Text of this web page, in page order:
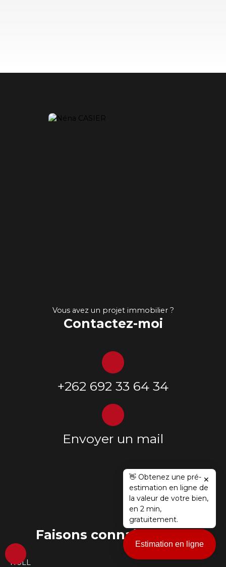
Vous avez un projet immobilier ?
Contactez-moi
+262 692 33 64 34
Envoyer un mail
Faisons connaissance !
NULL
Estimation en ligne
👋 Obtenez une pré-
estimation en ligne de
la valeur de votre bien,
en 2 min,
gratuitement.
✕